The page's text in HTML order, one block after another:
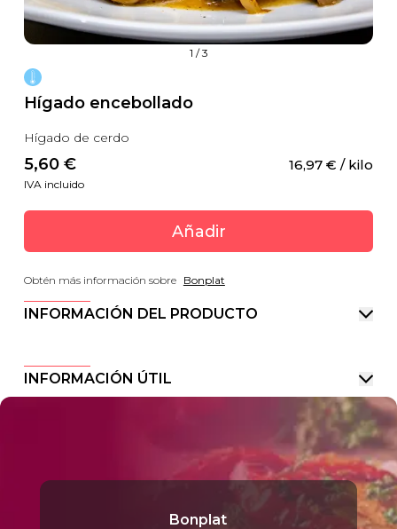
1 /3
Hígado encebollado
Hígado de cerdo
5,60 € 16,97 € / kilo
IVA incluido
Añadir
Obtén más información sobre Bonplat
INFORMACIÓN DEL PRODUCTO
INFORMACIÓN ÚTIL
Bonplat